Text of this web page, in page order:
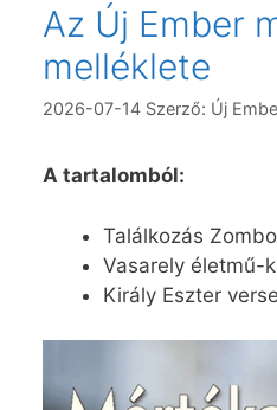
Az Új Ember
melléklete
2026-07-14 Szerző: Új
A tartalomból:
Találkozás
Vasarely életmű-
Király Eszter